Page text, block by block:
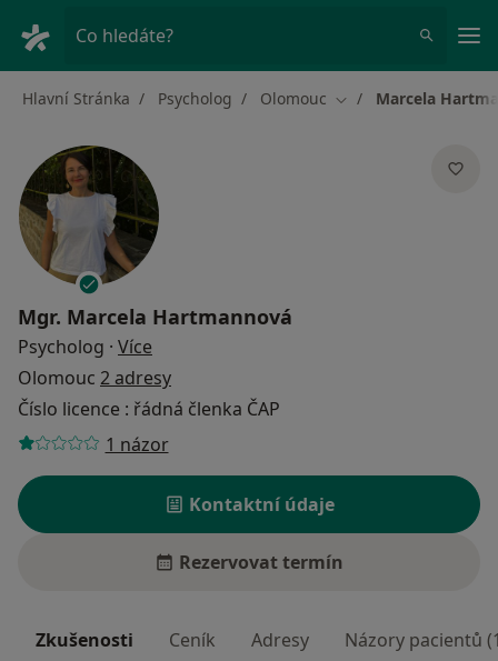
Co hledáte?
Hlavní Stránka Psycholog Olomouc Změna města
Marcela
Mgr. Marcela Hartmannová
Psycholog · Více
Olomouc 2 adresy
Číslo licence : řádná členka ČAP
1 názor
Kontaktní údaje
Rezervovat termín
Zkušenosti Ceník Adresy Názory pacientů